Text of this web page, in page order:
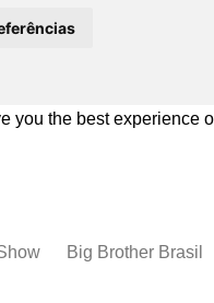
you the best experience
Big Brother Brasil